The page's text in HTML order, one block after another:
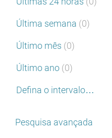
Última semana (0)
Último mês (0)
Último ano (0)
Defina o intervalo…
Pesquisa avançada